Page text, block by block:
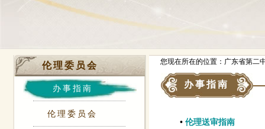
伦理委员会
办事指南
伦理委员会
您现在所在的位置：广东省第二
办事指南
• 伦理送审指南